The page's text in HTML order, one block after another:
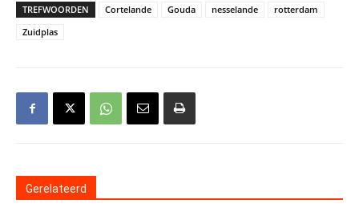
TREFWOORDEN Cortelande Gouda nesselande
rotterdam
Zuidplas
Gerelateerd